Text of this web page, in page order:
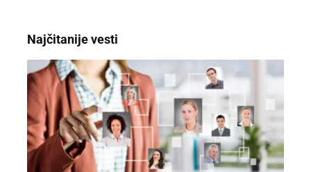
Najčitanije vesti